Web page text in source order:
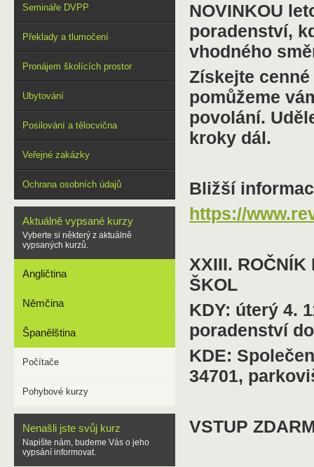
Semináře DVPP
Překlady a tlumočení
Pronájem školících prostor
Ubytování
Posilování a tělocvična
Veřejné zakázky
Ochrana osobních údajů
Aktuálně vypsané kurzy
Vyberte si některý z aktuálně
vypsaných kurzů.
Angličtina
Němčina
Španělština
Počítače
Pohybové kurzy
Nenašli jste svůj kurz
Napište nám, budeme Vás o jeho
vypsání informovat.
NOVINKOU
poradenství,
vhodného
Získejte
pomůžeme
povolání.
kroky dál.
Bližší
https://
XXIII. ROČNÍK
ŠKOL
KDY: úterý 4.
poradenství
KDE:
34701,
VSTUP